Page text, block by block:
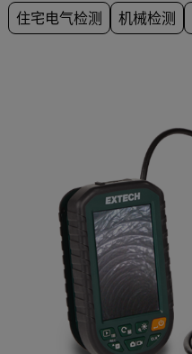
住宅电气检测 机械检测